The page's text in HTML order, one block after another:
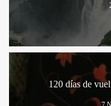
120 días de